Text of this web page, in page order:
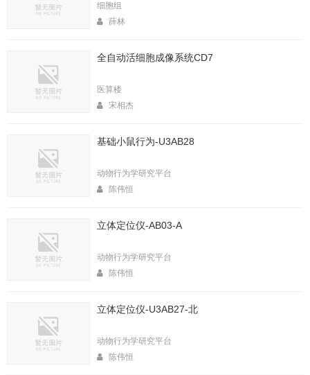
细胞组
薛林
全自动活细胞成像系统CD7
医算楼
宋相杰
基础小鼠行为-U3AB28
动物行为学研究平台
陈伟恒
立体定位仪-AB03-A
动物行为学研究平台
陈伟恒
立体定位仪-U3AB27-北
动物行为学研究平台
陈伟恒